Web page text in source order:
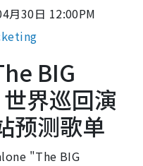
月30日 12:00PM
BIG
界巡回演
预测歌单
"The BIG